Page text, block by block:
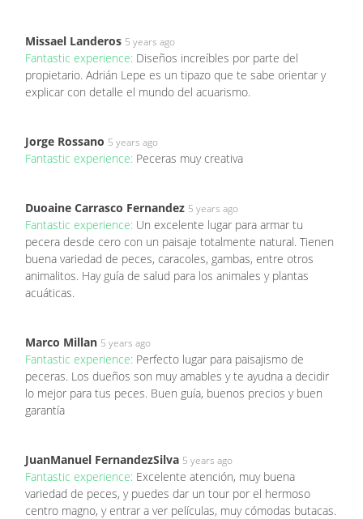
Missael Landeros 5 years ago
Fantastic experience: Diseños increíbles por parte del
propietario. Adrián Lepe es un tipazo que te sabe orientar y
explicar con detalle el mundo del acuarismo.
Jorge Rossano 5 years ago
Fantastic experience: Peceras muy creativa
Duoaine Carrasco Fernandez 5 years ago
Fantastic experience: Un excelente lugar para armar tu
pecera desde cero con un paisaje totalmente natural. Tienen
buena variedad de peces, caracoles, gambas, entre otros
animalitos. Hay guía de salud para los animales y plantas
acuáticas.
Marco Millan 5 years ago
Fantastic experience: Perfecto lugar para paisajismo de
peceras. Los dueños son muy amables y te ayudna a decidir
lo mejor para tus peces. Buen guía, buenos precios y buen
garantía
JuanManuel FernandezSilva 5 years ago
Fantastic experience: Excelente atención, muy buena
variedad de peces, y puedes dar un tour por el hermoso
centro magno, y entrar a ver películas, muy cómodas butacas.